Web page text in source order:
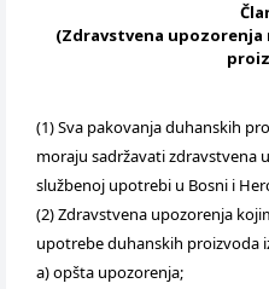
(Zdravstvena upozorenja
(1) Sva pakovanja duhanskih
moraju sadržavati zdravstvena
službenoj upotrebi u Bosni i
(2) Zdravstvena upozorenja
upotrebe duhanskih proizvoda
a) opšta upozorenja;